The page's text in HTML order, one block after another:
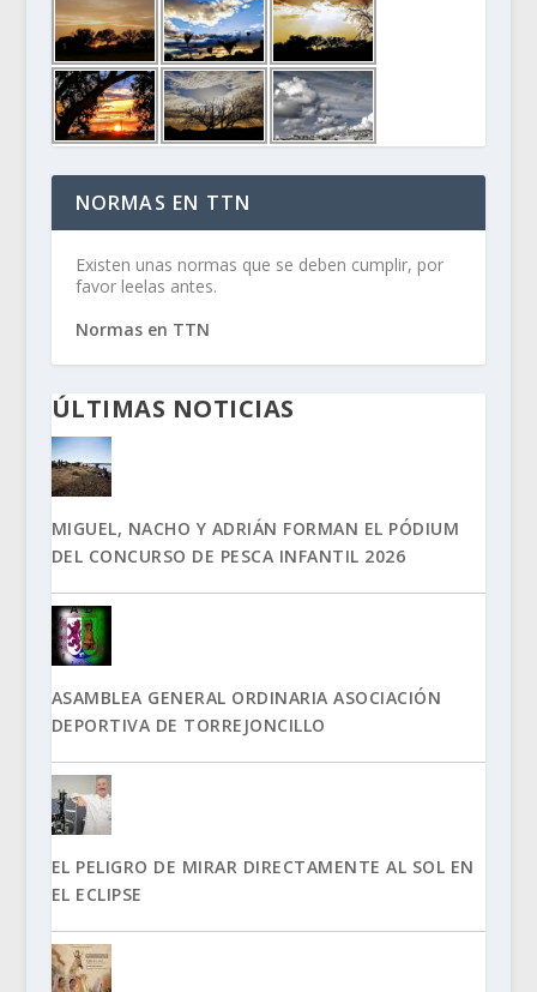
NORMAS EN TTN
Existen unas normas que se deben cumplir, por
favor leelas antes.
Normas en TTN
ÚLTIMAS NOTICIAS
MIGUEL, NACHO Y ADRIÁN FORMAN EL PÓDIUM
DEL CONCURSO DE PESCA INFANTIL 2026
ASAMBLEA GENERAL ORDINARIA ASOCIACIÓN
DEPORTIVA DE TORREJONCILLO
EL PELIGRO DE MIRAR DIRECTAMENTE AL SOL EN
EL ECLIPSE